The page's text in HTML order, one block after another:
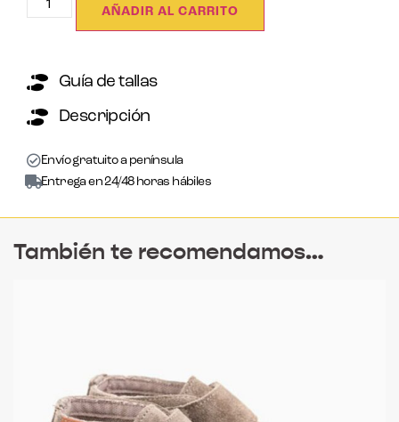
AÑADIR AL CARRITO
Guía de tallas
Descripción
Envío gratuito a península
Entrega en 24/48 horas hábiles
También te recomendamos…